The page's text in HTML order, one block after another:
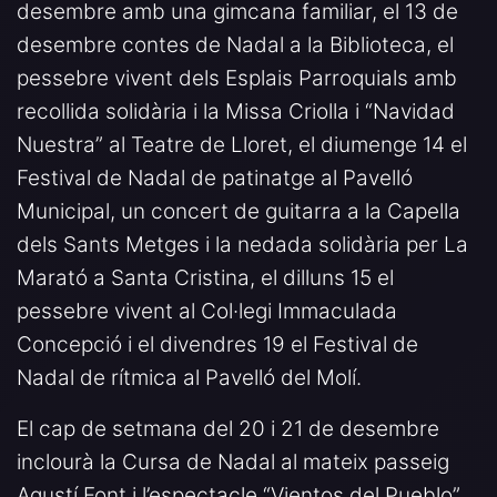
desembre amb una gimcana familiar, el 13 de
desembre contes de Nadal a la Biblioteca, el
pessebre vivent dels Esplais Parroquials amb
recollida solidària i la Missa Criolla i “Navidad
Nuestra” al Teatre de Lloret, el diumenge 14 el
Festival de Nadal de patinatge al Pavelló
Municipal, un concert de guitarra a la Capella
dels Sants Metges i la nedada solidària per La
Marató a Santa Cristina, el dilluns 15 el
pessebre vivent al Col·legi Immaculada
Concepció i el divendres 19 el Festival de
Nadal de rítmica al Pavelló del Molí.
El cap de setmana del 20 i 21 de desembre
inclourà la Cursa de Nadal al mateix passeig